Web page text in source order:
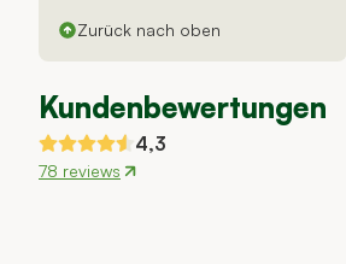
Zurück nach oben
Kundenbewertungen
4,3
78 reviews